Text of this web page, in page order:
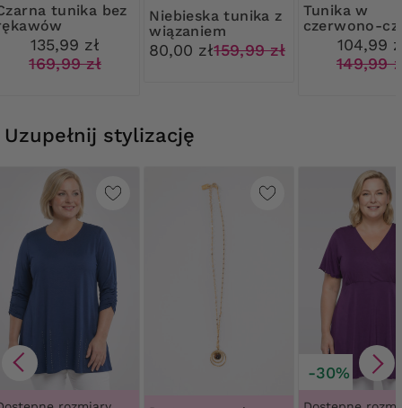
bez
paski
135,99 zł
169,99 zł
Niebieska tunika z
wiązaniem
80,00 zł159,99 zł
Tunika w
czerwono-
wzór104,99
149,99
Uzupełnij stylizację
-30%